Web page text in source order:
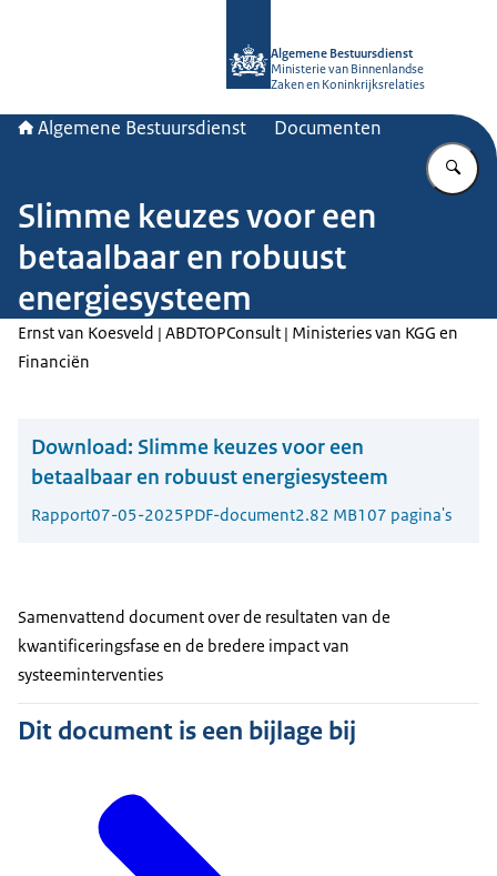
Algemene Bestuursdienst
Ministerie van Binnenlandse
Zaken en Koninkrijksrelaties
Algemene Bestuursdienst Documenten
Slimme keuzes voor een
betaalbaar en robuust
energiesysteem
Ernst van Koesveld | ABDTOPConsult | Ministeries van KGG en
Financiën
Download: Slimme keuzes voor een
betaalbaar en robuust energiesysteem
Rapport07-05-2025PDF-document2.82 MB107 pagina's
Samenvattend document over de resultaten van de
kwantificeringsfase en de bredere impact van
systeeminterventies
Dit document is een bijlage bij